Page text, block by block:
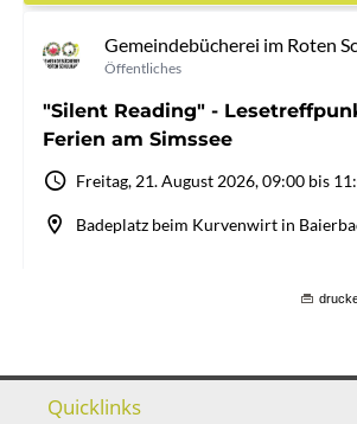
Quicklinks